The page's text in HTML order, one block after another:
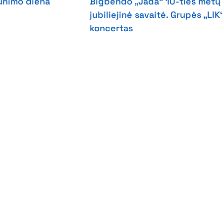
jubiliejinė savaitė. Grupės
koncertas